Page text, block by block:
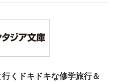
くドキドキな修学旅行＆